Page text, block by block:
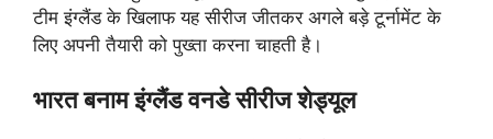
टीम इंग्लैंड के खिलाफ यह सीरीज जीतकर अगले बड़े टूर्नामेंट के
लिए अपनी तैयारी को पुख्ता करना चाहती है।
भारत बनाम इंग्लैंड वनडे सीरीज शेड्यूल